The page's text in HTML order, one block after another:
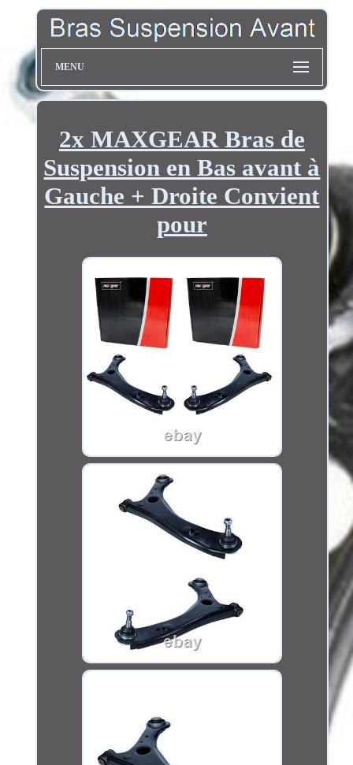
MENU
2x MAXGEAR Bras de
Suspension en Bas avant à
Gauche + Droite Convient
pour